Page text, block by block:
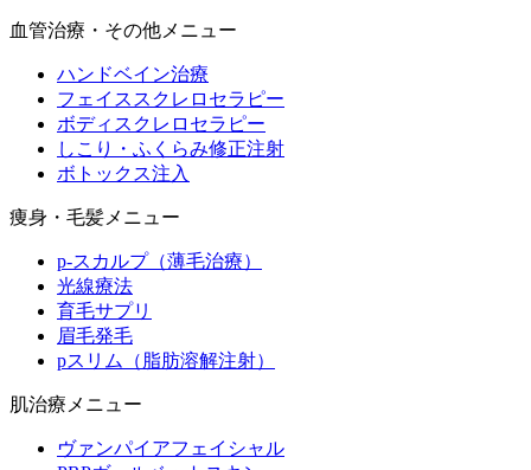
血管治療・その他メニュー
ハンドベイン治療
フェイススクレロセラピー
ボディスクレロセラピー
しこり・ふくらみ修正注射
ボトックス注入
痩身・毛髪メニュー
p-スカルプ（薄毛治療）
光線療法
育毛サプリ
眉毛発毛
pスリム（脂肪溶解注射）
肌治療メニュー
ヴァンパイアフェイシャル